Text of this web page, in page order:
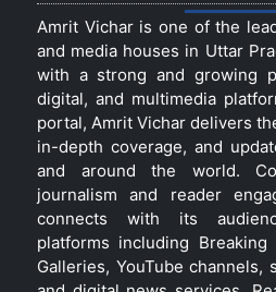
Amrit Vichar is one of the
and media houses in Uttar
with a strong and growing
digital, and multimedia
portal, Amrit Vichar delivers
in-depth coverage, and
and around the world.
journalism and reader
connects with its
platforms including
Galleries, YouTube channels,